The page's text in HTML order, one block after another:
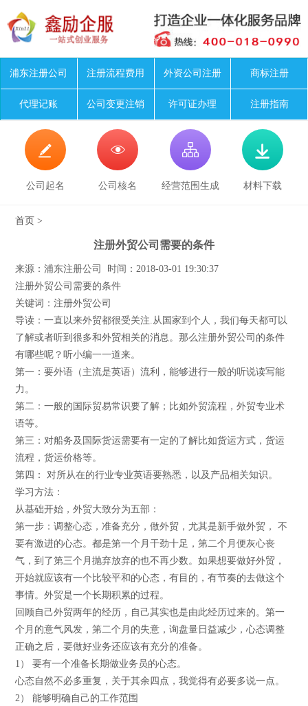
浦东注册公司 注册流程费用 外资公司注册 商标注册
代理记账 公司变更注销 许可证办理 注册指南

公司起名

公司核名

经营范围生成

材料下载
首页 >
注册外贸公司需要的条件
来源：浦东注册公司 时间：2018-03-01 19:30:37
注册外贸公司需要的条件
关键词：注册外贸公司
导读：一直以来外贸都很受关注.从国家到个人，我们每天都可以
了解或者听到很多和外贸相关的消息。那么注册外贸公司的条件
有哪些呢？听小编一一道来。
第一：要外语（主流是英语）流利，能够进行一般的听说读写能
力。
第二：一般的国际贸易常识要了解；比如外贸流程，外贸专业术
语等。
第三：对船务及国际货运需要有一定的了解比如货运方式，货运
流程，货运价格等。
第四： 对所从在的行业专业英语要熟悉，以及产品相关知识。
学习方法：
从基础开始，外贸大致分为五部：
第一步：调整心态，准备充分，做外贸，尤其是新手做外贸， 不
要有激进的心态。都是第一个月干劲十足，第二个月便灰心丧
气，到了第三个月抛弃放弃的也不再少数。如果想要做好外贸，
开始就应该有一个比较平和的心态，有目的，有节奏的去做这个
事情。外贸是一个长期积累的过程。
回顾自己外贸两年的经历，自己其实也是由此经历过来的。第一
个月的意气风发，第二个月的失意，询盘量日益减少，心态调整
正确之后，要做好业务还应该有充分的准备。
1） 要有一个准备长期做业务员的心态。
心态自然不必多重复，关于其余四点，我觉得有必要多说一点。
2） 能够明确自己的工作范围